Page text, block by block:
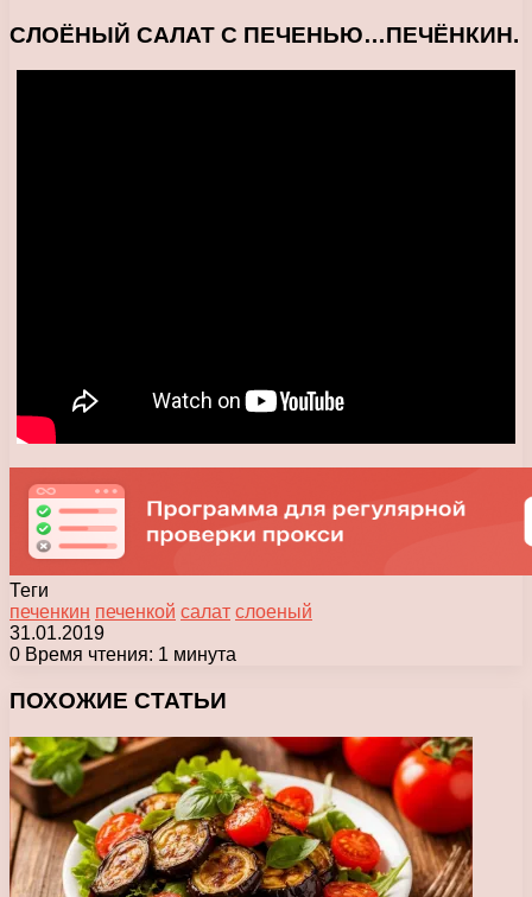
СЛОЁНЫЙ САЛАТ С ПЕЧЕНЬЮ…ПЕЧЁНКИН.
Теги
печенкин печенкой салат слоеный
31.01.2019
0 Время чтения: 1 минута
ПОХОЖИЕ СТАТЬИ